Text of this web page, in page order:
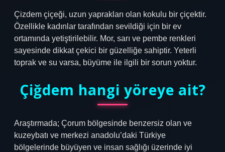
Çizdem çiçeği, uzun yaprakları olan kokulu bir çiçektir.
Özellikle kadınlar tarafından sevildiği için bir ev
ortamında yetiştirilebilir. Mor, sarı ve pembe renkleri
sayesinde dikkat çekici bir güzelliğe sahiptir. Yeterli
toprak ve su varsa, büyüme ile ilgili bir sorun yoktur.
Çiğdem hangi yöreye ait?
Araştırmada; Çorum bölgesinde benzersiz olan ve
kuzeybatı ve merkezi anadolu’daki Türkiye
bölgelerinde büyüyen ve insan sağlığı üzerinde iyi